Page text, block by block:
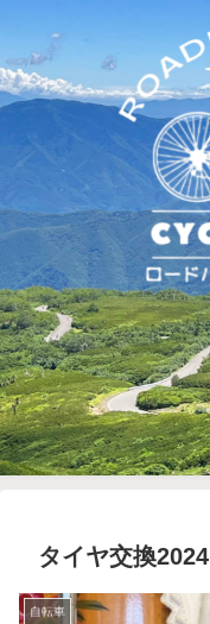
タイヤ交換2024
自転車